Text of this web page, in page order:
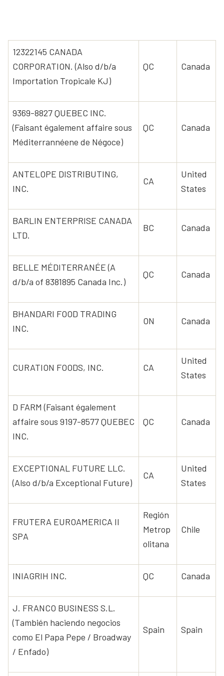
12322145 CANADA
CORPORATION. (Also d/b/a
Importation Tropicale KJ)
QC Canada
9369-8827 QUEBEC INC.
(Faisant également affaire sous
Méditerrannéene de Négoce)
QC Canada
ANTELOPE DISTRIBUTING,
INC.
CA
United
States
BARLIN ENTERPRISE CANADA
LTD.
BC Canada
BELLE MÉDITERRANÉE (A
d/b/a of 8381895 Canada Inc.)
QC Canada
BHANDARI FOOD TRADING
INC.
ON Canada
CURATION FOODS, INC. CA
United
States
D FARM (Faisant également
affaire sous 9197-8577 QUEBEC
INC.
QC Canada
EXCEPTIONAL FUTURE LLC.
(Also d/b/a Exceptional Future)
CA
United
States
FRUTERA EUROAMERICA II
SPA
Región
Metrop
olitana
Chile
INIAGRIH INC. QC Canada
J. FRANCO BUSINESS S.L.
(También haciendo negocios
como El Papa Pepe / Broadway
/ Enfado)
Spain Spain